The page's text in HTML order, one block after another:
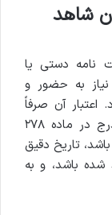
شاهد
نامه دستی یا
به حضور و
اعتبار آن صرفاً
منوط به رعایت دقیق سه شرط اساسی مندرج در ماده ۲۷۸
تاریخ دقیق
باشد، و به